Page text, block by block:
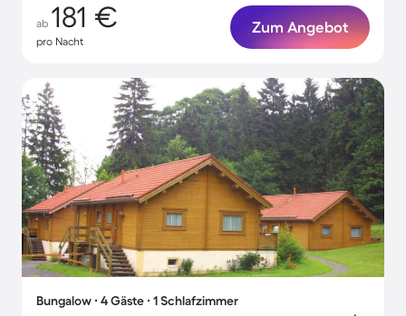
ab 181 €
pro Nacht
Zum Angebot
Bungalow ∙ 4 Gäste ∙ 1 Schlafzimmer